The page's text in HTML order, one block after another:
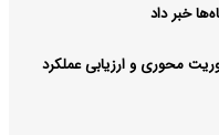
خبر داد
محوری و ارزیابی عملکرد